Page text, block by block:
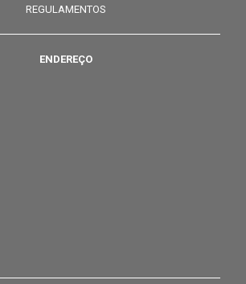
REGULAMENTOS
ENDEREÇO